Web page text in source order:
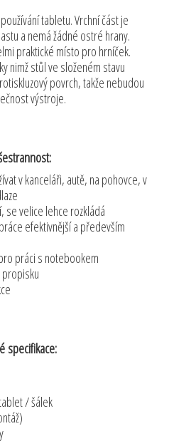
tabletu. Vrchní část je
a nemá žádné ostré hrany.
praktické místo pro hrníček.
nimž stůl ve složeném stavu
povrch, takže nebudou
výstroje.
v kanceláři, autě, na pohovce, v
se velice lehce rozkládá
efektivnější a především
práci s notebookem
specifikace:
/ šálek